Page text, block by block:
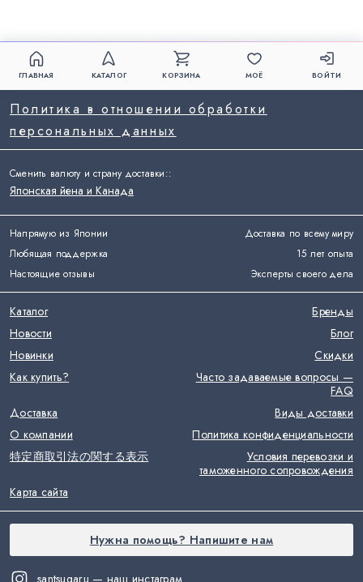
ГЛАВНАЯ КАТАЛОГ КОРЗИНА МОЁ ВОЙТИ
Напрямую из Японии
Доставка по всему миру
Любящая поддержка
15 лет опыта
Настоящие отзывы
Эксперты своего дела
santsugaru — наш инстаграм
Политика в отношении обработки
персональных данных
Каталог
Бренды
Новости
Блог
Новинки
Скидки
Как купить?
Часто задаваемые вопросы —
FAQ
Доставка
Виды доставки
О компании
Политика конфиденциальности
特定商取引法の関する表示
Условия перевозки и
таможенного сопровождения
Карта сайта
Сменить валюту и страну доставки::
Японская йена и Канада
Нужна помощь? Напишите нам